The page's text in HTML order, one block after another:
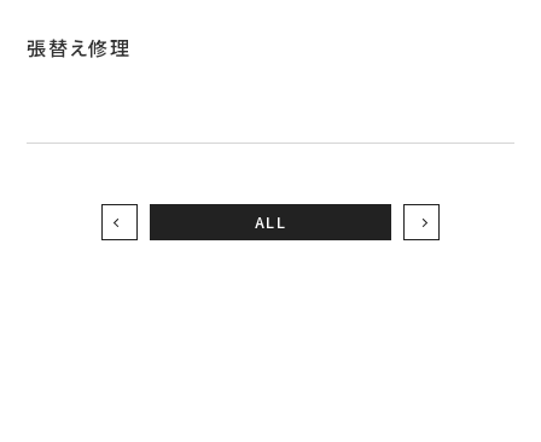
お問い合わせ
LINEお見積り
張替え修理
ALL